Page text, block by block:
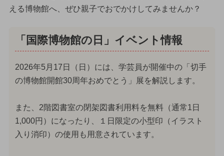
える博物館へ、ぜひ親子でおでかけしてみませんか？
「国際博物館の日」イベント情報
2026年5月17日（日）には、学芸員が開催中の「切手
の博物館開館30周年おめでとう」展を解説します。
また、2階図書室の閉架図書利用料を無料（通常1日
1,000円）になったり、１日限定の小型印（イラスト
入り消印）の使用も用意されています。